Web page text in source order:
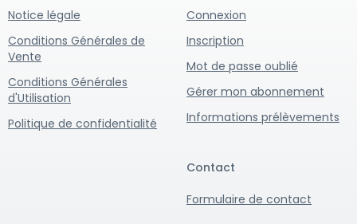
Notice légale
Conditions Générales de
Vente
Conditions Générales
d'Utilisation
Politique de confidentialité
Connexion
Inscription
Mot de passe oublié
Gérer mon abonnement
Informations prélèvements
Contact
Formulaire de contact